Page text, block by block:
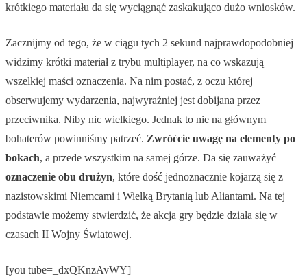
krótkiego materiału da się wyciągnąć zaskakująco dużo wniosków.
Zacznijmy od tego, że w ciągu tych 2 sekund najprawdopodobniej
widzimy krótki materiał z trybu multiplayer, na co wskazują
wszelkiej maści oznaczenia. Na nim postać, z oczu której
obserwujemy wydarzenia, najwyraźniej jest dobijana przez
przeciwnika. Niby nic wielkiego. Jednak to nie na głównym
bohaterów powinniśmy patrzeć. Zwróćcie uwagę na elementy po
bokach, a przede wszystkim na samej górze. Da się zauważyć
oznaczenie obu drużyn, które dość jednoznacznie kojarzą się z
nazistowskimi Niemcami i Wielką Brytanią lub Aliantami. Na tej
podstawie możemy stwierdzić, że akcja gry będzie działa się w
czasach II Wojny Światowej.
[you tube=_dxQKnzAvWY]